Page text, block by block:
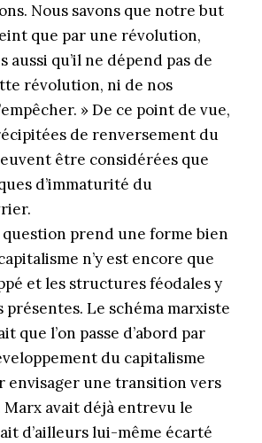
Nous savons que notre but
que par une révolution,
aussi qu’il ne dépend pas de
révolution, ni de nos
» De ce point de vue,
de renversement du
être considérées que
d’immaturité du
question prend une forme bien
n’y est encore que
et les structures féodales y
Le schéma marxiste
que l’on passe d’abord par
du capitalisme
envisager une transition vers
Marx avait déjà entrevu le
d’ailleurs lui-même écarté